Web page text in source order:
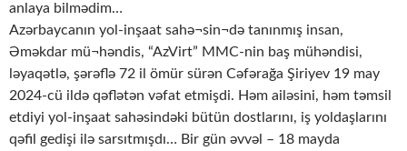
anlaya bilmədim…
Azərbaycanın yol-inşaat sahə¬sin¬də tanınmış insan,
Əməkdar mü¬həndis, “AzVirt” MMC-nin baş mühəndisi,
ləyaqətlə, şərəflə 72 il ömür sürən Cəfərağa Şiriyev 19 may
2024-cü ildə qəflətən vəfat etmişdi. Həm ailəsini, həm təmsil
etdiyi yol-inşaat sahəsindəki bütün dostlarını, iş yoldaşlarını
qəfil gedişi ilə sarsıtmışdı… Bir gün əvvəl – 18 mayda